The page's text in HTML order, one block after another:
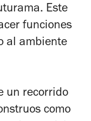
Este
funciones
al ambiente
un recorrido
como